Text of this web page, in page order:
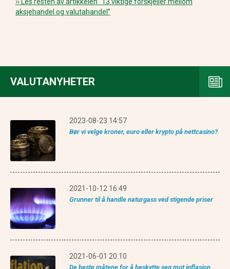
aksjehandel og valutahandel”
VALUTANYHETER
2023-08-23 14:57
Bør vi velge kroner, euro eller krypto på nettcasino?
2021-10-12 16:49
Grunner til å handle naturgass ved stigende priser
2021-06-01 20:10
De beste måtene for å beskytte seg mot inflasjon